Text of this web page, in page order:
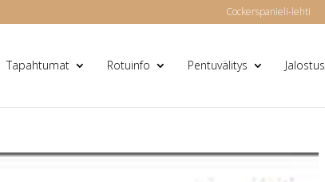
Cockerspanieli-lehti
Tapahtumat Rotuinfo Pentuvälitys Jalostus